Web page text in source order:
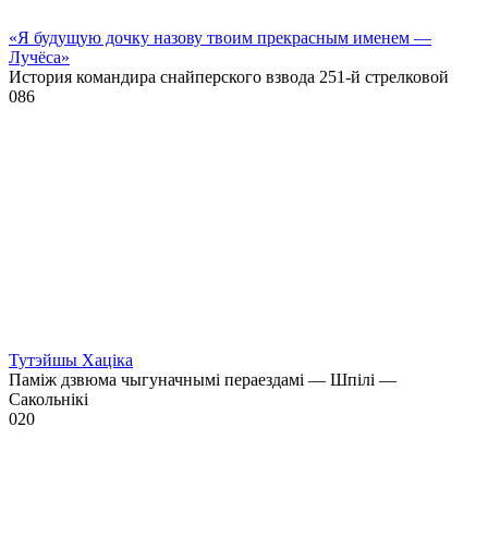
«Я будущую дочку назову твоим прекрасным именем —
Лучёса»
История командира снайперского взвода 251-й стрелковой
086
Тутэйшы Хаціка
Паміж дзвюма чыгуначнымі пераездамі — Шпілі —
Сакольнікі
020